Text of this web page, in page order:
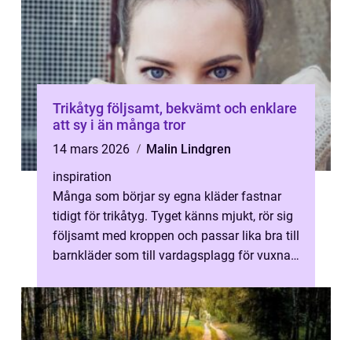
Trikåtyg följsamt, bekvämt och enklare
att sy i än många tror
14 mars 2026
Malin Lindgren
inspiration
Många som börjar sy egna kläder fastnar
tidigt för trikåtyg. Tyget känns mjukt, rör sig
följsamt med kroppen och passar lika bra till
barnkläder som till vardagsplagg för vuxna.